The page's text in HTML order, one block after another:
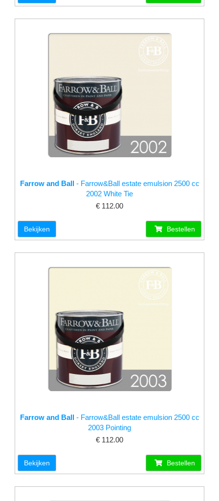
Farrow and Ball- Farrow&Ball estate emulsion 2500 cc
2002 White Tie
€ 112.00
Bekijken Bestellen
Farrow and Ball- Farrow&Ball estate emulsion 2500 cc
2003 Pointing
€ 112.00
Bekijken Bestellen